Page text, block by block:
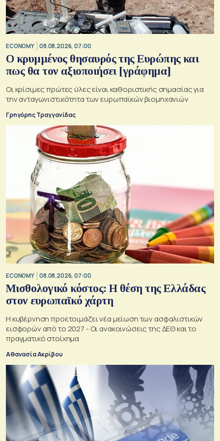
ECONOMY 08.08.2026, 07:00
Ο κρυμμένος θησαυρός της Ευρώπης και
πως θα τον αξιοποιήσει [γράφημα]
Οι κρίσιμες πρώτες ύλες είναι καθοριστικής σημασίας για
την ανταγωνιστικότητα των ευρωπαϊκών βιομηχανιών
Γρηγόρης Τραγγανίδας
ECONOMY 08.08.2026, 07:00
Μισθολογικό κόστος: Η θέση της Ελλάδας
στον ευρωπαϊκό χάρτη
Η κυβέρνηση προετοιμάζει νέα μείωση των ασφαλιστικών
εισφορών από το 2027 - Οι ανακοινώσεις της ΔΕΘ και το
πραγματικό στοίχημα
Αθανασία Ακρίβου